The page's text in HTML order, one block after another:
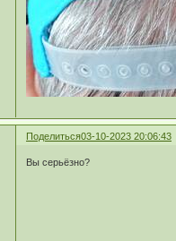
Поделиться03-10-2023 20:06:43
Вы серьёзно?